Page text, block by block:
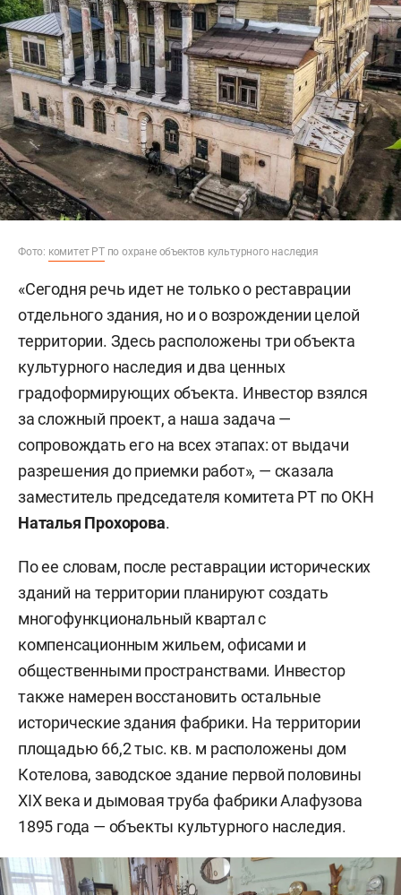
Фото: комитет РТпо охране объектов культурного наследия
«Сегодня речь идет не только о реставрации
отдельного здания, но и о возрождении целой
территории. Здесь расположены три объекта
культурного наследия и два ценных
градоформирующих объекта. Инвестор взялся
за сложный проект, а наша задача —
сопровождать его на всех этапах: от выдачи
разрешения до приемки работ», — сказала
заместитель председателя комитета РТ по ОКН
Наталья Прохорова.
По ее словам, после реставрации исторических
зданий на территории планируют создать
многофункциональный квартал с
компенсационным жильем, офисами и
общественными пространствами. Инвестор
также намерен восстановить остальные
исторические здания фабрики. На территории
площадью 66,2 тыс. кв. м расположены дом
Котелова, заводское здание первой половины
XIX века и дымовая труба фабрики Алафузова
1895 года — объекты культурного наследия.